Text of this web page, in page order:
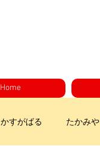
Home
かすがばる たかみや